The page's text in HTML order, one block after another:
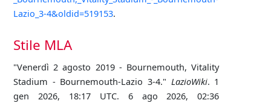
Lazio_3-4&oldid=519153.
Stile MLA
"Venerdì 2 agosto 2019 - Bournemouth, Vitality
Stadium - Bournemouth-Lazio 3-4." LazioWiki. 1
gen 2026, 18:17 UTC. 6 ago 2026, 02:36